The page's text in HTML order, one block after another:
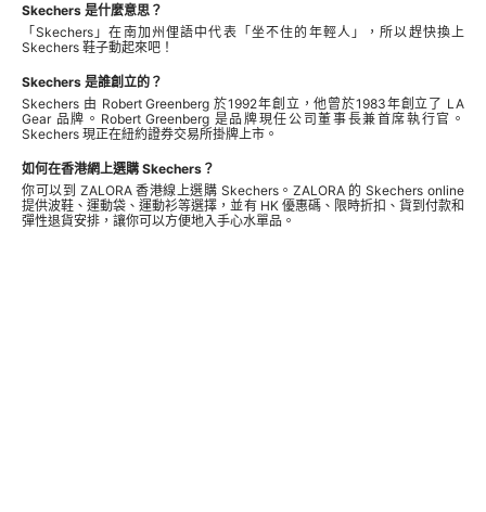
Skechers 是什麼意思？
「Skechers」在南加州俚語中代表「坐不住的年輕人」，所以趕快換上
Skechers 鞋子動起來吧！
Skechers 是誰創立的？
Skechers 由 Robert Greenberg 於1992年創立，他曾於1983年創立了 LA
Gear 品牌。Robert Greenberg 是品牌現任公司董事長兼首席執行官。
Skechers 現正在紐約證券交易所掛牌上市。
如何在香港網上選購 Skechers？
你可以到 ZALORA 香港線上選購 Skechers。ZALORA 的 Skechers online
提供波鞋、運動袋、運動衫等選擇，並有 HK 優惠碼、限時折扣、貨到付款和
彈性退貨安排，讓你可以方便地入手心水單品。